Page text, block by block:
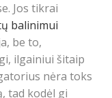
Jos tikrai
balinimui
be to,
ilgainiui šitaip
nėra toks
tad kodėl gi